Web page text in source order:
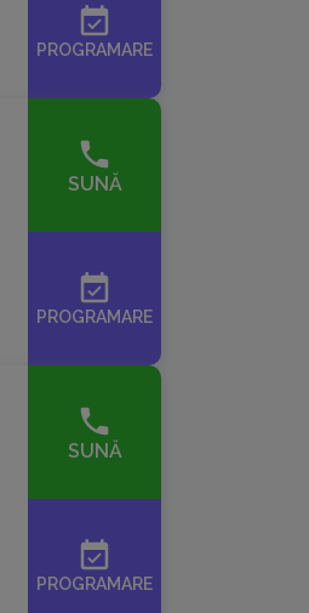
event_available
PROGRAMARE
SUNĂ
event_available
PROGRAMARE
SUNĂ
event_available
PROGRAMARE